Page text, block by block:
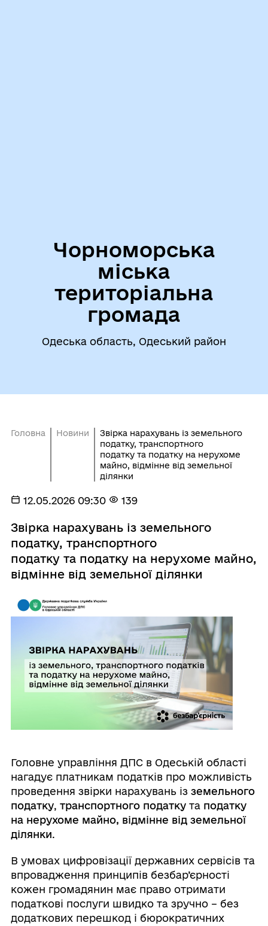
Чорноморська
міська
територіальна
громада
Одеська область, Одеський район
Головна Новини
Звірка нарахувань із земельного
податку, транспортного
податку та податку на нерухоме
майно, відмінне від земельної
ділянки
12.05.2026 09:30 139
Звірка нарахувань із земельного
податку, транспортного
податку та податку на нерухоме майно,
відмінне від земельної ділянки
Головне управління ДПС в Одеській області
нагадує платникам податків про можливість
проведення звірки нарахувань із земельного
податку, транспортного податкута податку
на нерухоме майно, відмінне від земельної
ділянки.
В умовах цифровізації державних сервісів та
впровадження принципів безбар’єрності
кожен громадянин має право отримати
податкові послуги швидко та зручно – без
додаткових перешкод і бюрократичних